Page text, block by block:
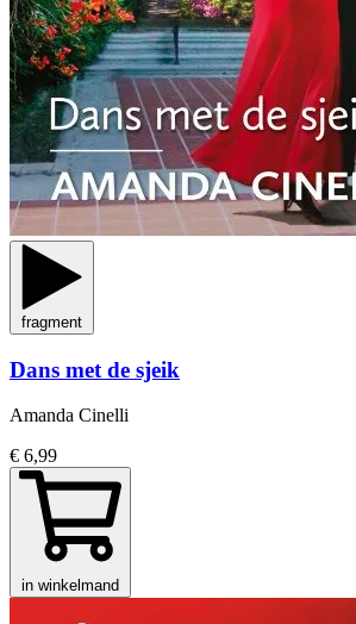
fragment
Dans met de sjeik
Amanda Cinelli
€ 6,99
in winkelmand